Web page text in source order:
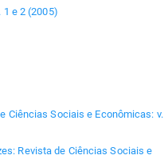
1 e 2 (2005)
Ciências Sociais e Econômicas: v.
Revista de Ciências Sociais e